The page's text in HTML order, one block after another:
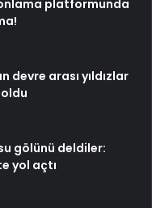
platformunda
devre arası yıldızlar
gölünü deldiler:
yol açtı